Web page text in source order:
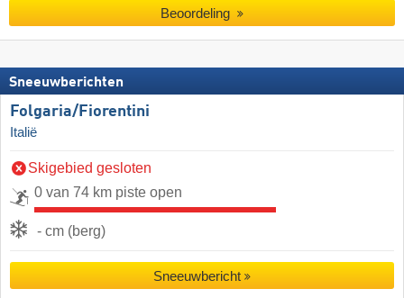
Beoordeling
Sneeuwberichten
Folgaria/​Fiorentini
Italië
Skigebied gesloten
0 van 74 km piste open
- cm (berg)
Sneeuwbericht